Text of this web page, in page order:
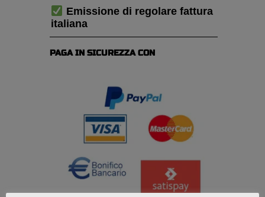
Emissione di regolare fattura
italiana
PAGA IN SICUREZZA CON